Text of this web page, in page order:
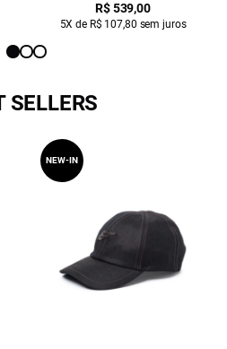
R$ 539,00
5X de R$ 107,80 sem juros
SELLERS
NEW-IN